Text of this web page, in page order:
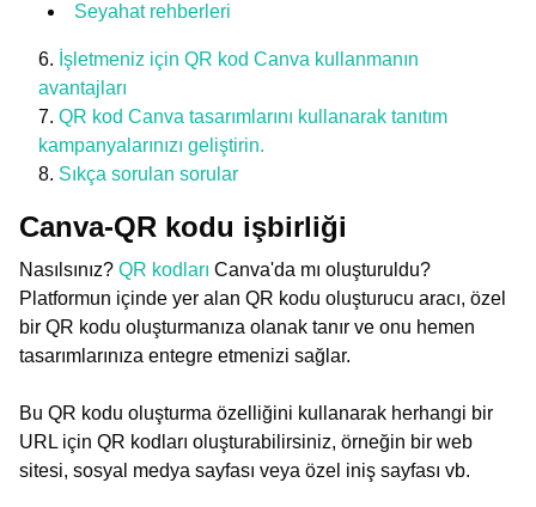
Seyahat rehberleri
İşletmeniz için QR kod Canva kullanmanın
avantajları
QR kod Canva tasarımlarını kullanarak tanıtım
kampanyalarınızı geliştirin.
Sıkça sorulan sorular
Canva-QR kodu işbirliği
Nasılsınız? QR kodları Canva'da mı oluşturuldu?
Platformun içinde yer alan QR kodu oluşturucu aracı, özel
bir QR kodu oluşturmanıza olanak tanır ve onu hemen
tasarımlarınıza entegre etmenizi sağlar.
Bu QR kodu oluşturma özelliğini kullanarak herhangi bir
URL için QR kodları oluşturabilirsiniz, örneğin bir web
sitesi, sosyal medya sayfası veya özel iniş sayfası vb.